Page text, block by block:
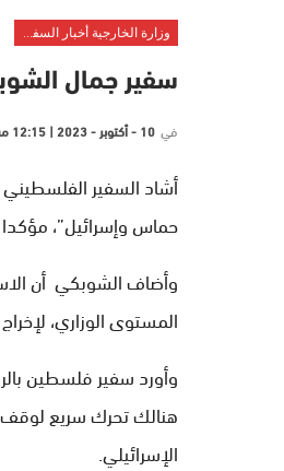
وزارة الخارجية أخبار السفراء
سفير جمال
في 10 - أكتوبر - 2023 | 12:15 مساءً
أشاد السفير
حماس وإسرائيل”،
وأضاف الشوبكي أن
المستوى الوزاري،
وأورد سفير فلسطين
هنالك تحرك سريع لوقف
الإسرائيلي.